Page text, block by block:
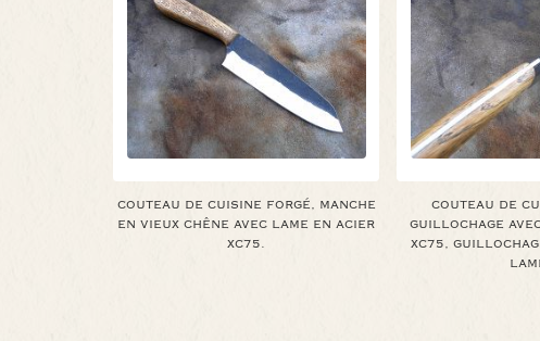
COUTEAU DE CUISINE FORGÉ, MANCHE
EN VIEUX CHÊNE AVEC LAME EN ACIER
XC75.
COUTEAU DE
GUILLOCHAGE
XC75,